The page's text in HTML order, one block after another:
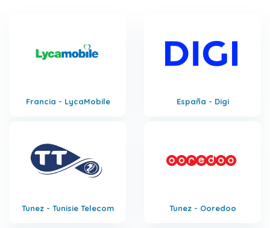
Francia - LycaMobile España - Digi
Tunez - Tunisie Telecom Tunez - Ooredoo